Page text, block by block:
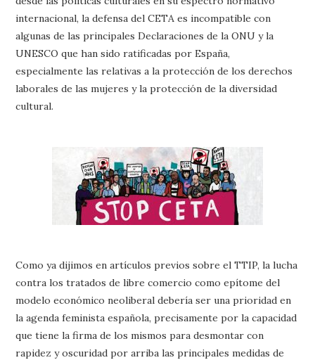
internacional, la defensa del CETA es incompatible con
algunas de las principales Declaraciones de la ONU y la
UNESCO que han sido ratificadas por España,
especialmente las relativas a la protección de los derechos
laborales de las mujeres y la protección de la diversidad
cultural.
Como ya dijimos en artículos previos sobre el TTIP, la lucha
contra los tratados de libre comercio como epítome del
modelo económico neoliberal debería ser una prioridad en
la agenda feminista española, precisamente por la capacidad
que tiene la firma de los mismos para desmontar con
rapidez y oscuridad por arriba las principales medidas de